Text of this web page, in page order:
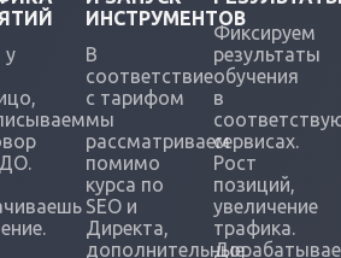
у
ИНСТРУМЕНТОВ
В
соответствие
с тарифом
мы
рассматриваем
помимо
курса по
SEO и
Директа,
дополнительные
Фиксируем
результаты
обучения
в
сервисах.
Рост
позиций,
увеличение
трафика.